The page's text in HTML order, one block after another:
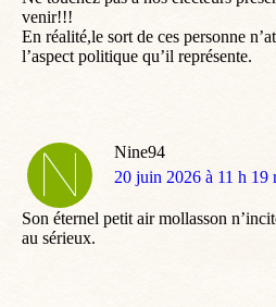
venir!!!
En réalité,le sort de ces personne
l’aspect politique qu’il représente.
Nine94
dit
20 juin 2026 à 11 h 19
Son éternel petit air mollasson
au sérieux.